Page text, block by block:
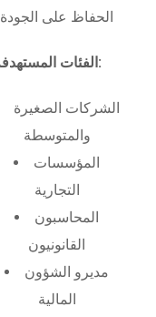
الحفاظ على الجودة
الفئات المستهدفة:
الشركات الصغيرة
والمتوسطة
المؤسسات
التجارية
المحاسبون
القانونيون
مديرو الشؤون
المالية